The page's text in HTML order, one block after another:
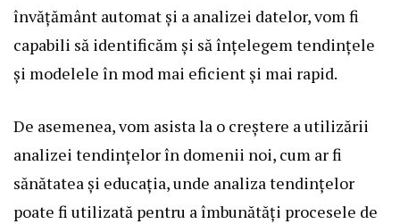
învățământ automat și a analizei datelor, vom fi
capabili să identificăm și să înțelegem tendințele
și modelele în mod mai eficient și mai rapid.
De asemenea, vom asista la o creștere a utilizării
analizei tendințelor în domenii noi, cum ar fi
sănătatea și educația, unde analiza tendințelor
poate fi utilizată pentru a îmbunătăți procesele de